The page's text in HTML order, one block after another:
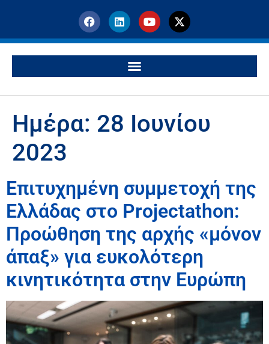
Ημέρα: 28 Ιουνίου
2023
Επιτυχημένη συμμετοχή της
Ελλάδας στο Projectathon:
Προώθηση της αρχής «μόνον
άπαξ» για ευκολότερη
κινητικότητα στην Ευρώπη